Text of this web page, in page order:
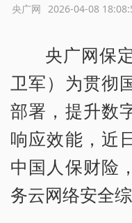
2026-04-08
央广网
央广网保
卫军）为贯彻
部署，提升数
响应效能，近
中国人保财险
务云网络安全